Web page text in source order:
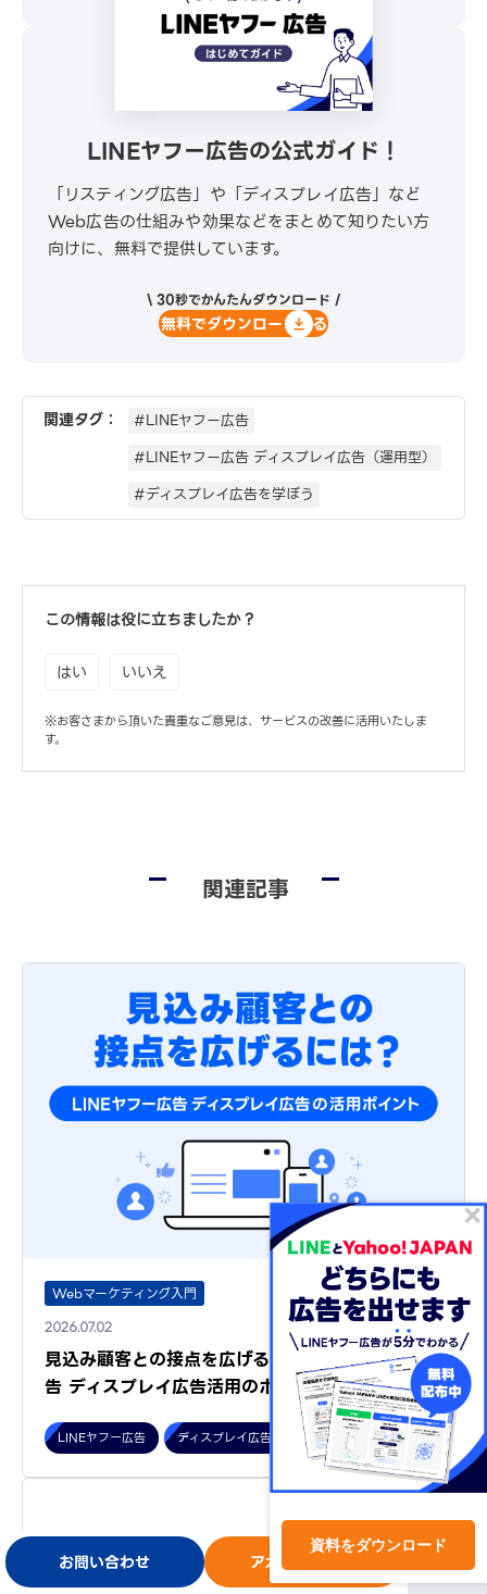
LINEヤフー広告の公式ガイド！
「リスティング広告」や「ディスプレイ広告」など
Web広告の仕組みや効果などをまとめて知りたい方
向けに、無料で提供しています。
\ 30秒でかんたんダウンロード /
無料でダウンロードする
関連タグ：
#LINEヤフー広告
#LINEヤフー広告 ディスプレイ広告（運用型）
#ディスプレイ広告を学ぼう
この情報は役に立ちましたか？
はい いいえ
※お客さまから頂いた貴重なご意見は、サービスの改善に活用いたしま
す。
関連記事
Webマーケティング入門
2026.07.02
見込み顧客との接点を広げるには？LINEヤフー広
告 ディスプレイ広告活用のポイ…
LINEヤフー広告 ディスプレイ広告（運用型）
お問い合わせ アカウント開設
ログイン
資料をダウンロード